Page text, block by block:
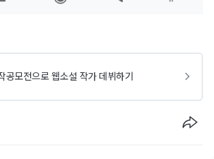
공모전으로 웹소설 작가 데뷔하기